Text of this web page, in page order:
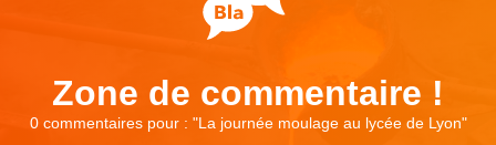
Zone de commentaire !
0 commentaires pour : "La journée moulage au lycée de Lyon"